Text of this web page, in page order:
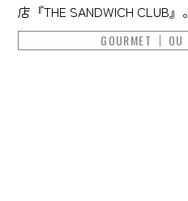
店『THE SANDWICH CLUB』。
GOURMET OU